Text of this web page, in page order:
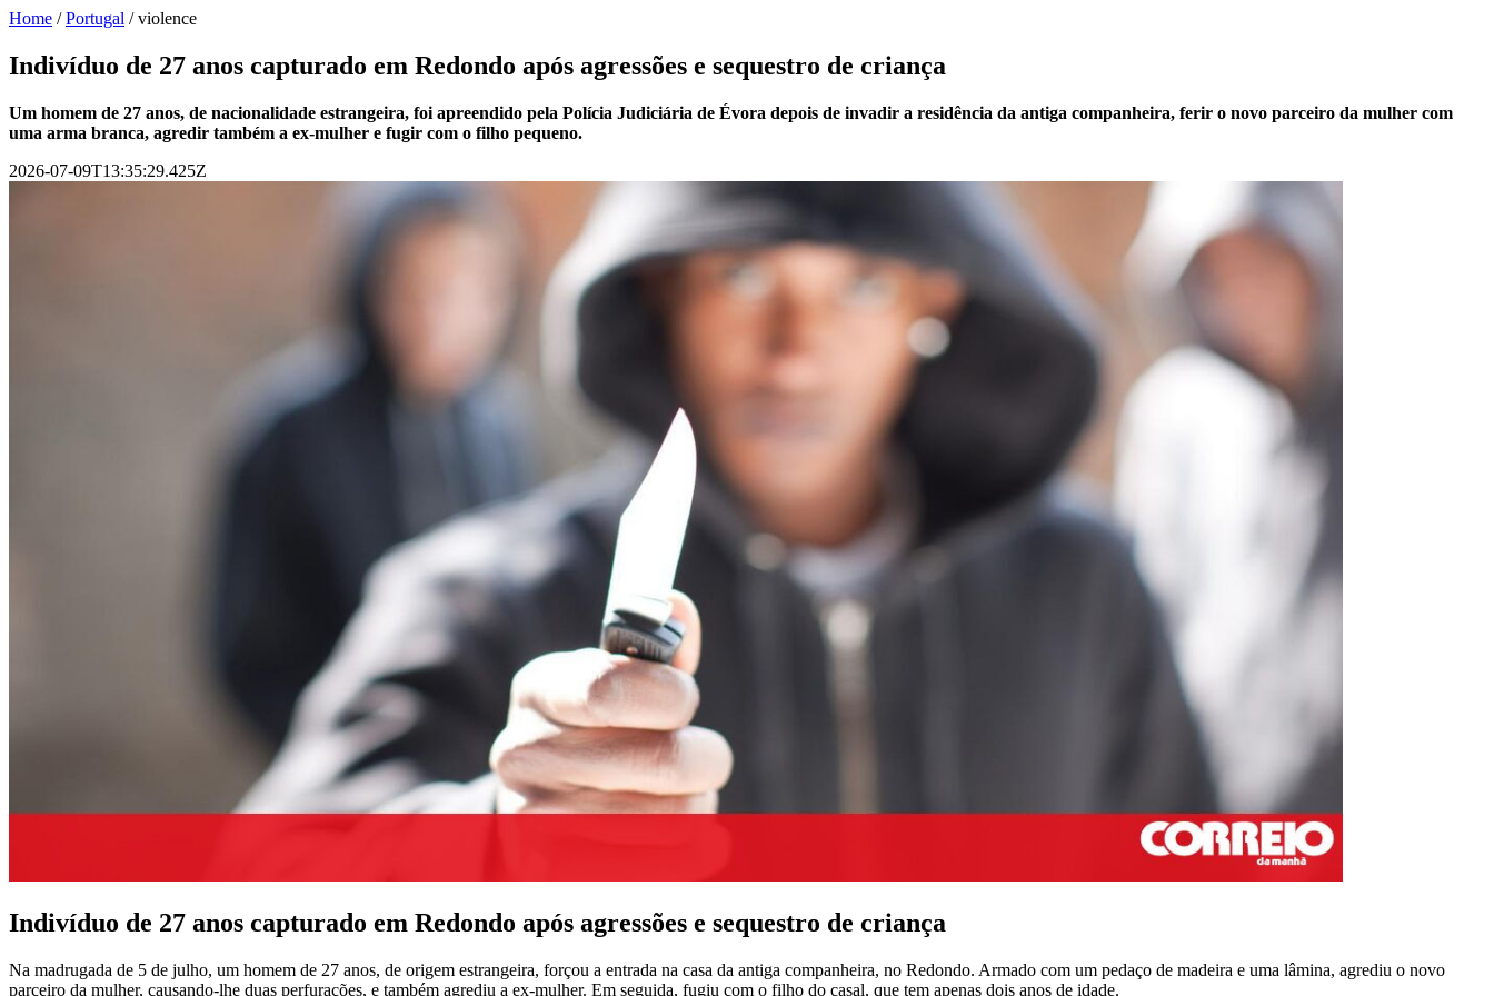
Home /Portugal /violence
Indivíduo de 27 anos capturado em Redondo após agressões e sequestro de criança
Um homem de 27 anos, de nacionalidade estrangeira, foi apreendido pela Polícia Judiciária de Évora depois de invadir a residência da antiga companheira, ferir o novo parceiro da mulher com
uma arma branca, agredir também a ex-mulher e fugir com o filho pequeno.
2026-07-09T13:35:29.425Z
Indivíduo de 27 anos capturado em Redondo após agressões e sequestro de criança
Na madrugada de 5 de julho, um homem de 27 anos, de origem estrangeira, forçou a entrada na casa da antiga companheira, no Redondo. Armado com um pedaço de madeira e uma lâmina, agrediu o novo
parceiro da mulher, causando-lhe duas perfurações, e também agrediu a ex-mulher. Em seguida, fugiu com o filho do casal, que tem apenas dois anos de idade.